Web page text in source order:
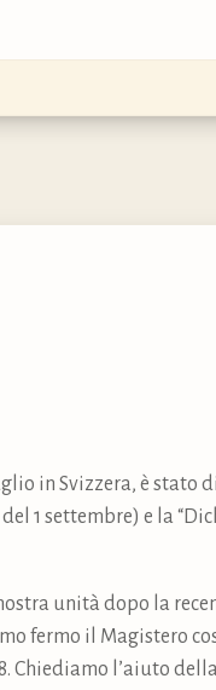
in Svizzera, è stato
1 settembre) e la
unità dopo la
fermo il Magistero
Chiediamo l’aiuto